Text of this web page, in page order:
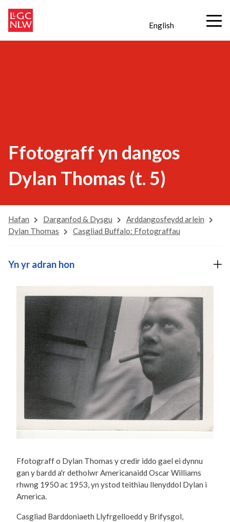
English
Ffotograff yn dangos
Dylan Thomas (t. 5)
Hafan Darganfod & Dysgu
Arddangosfeydd arlein
Dylan Thomas
Casgliad Buffalo: Ffotograffau
Ffotograff o Dylan Thomas y credir iddo gael ei dynnu
gan y bardd a'r detholwr Americanaidd Oscar Williams
rhwng 1950 ac 1953, yn ystod teithiau llenyddol Dylan i
America.
Casgliad Barddoniaeth Llyfrgelloedd y Brifysgol,
Yn yr adran hon